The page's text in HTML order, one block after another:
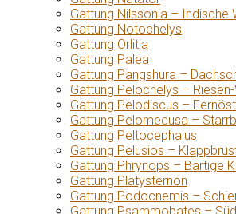
Gattung Nilssonia – Indische
Gattung Notochelys
Gattung Orlitia
Gattung Palea
Gattung Pangshura –
Gattung Pelochelys –
Gattung Pelodiscus –
Gattung Pelomedusa –
Gattung Peltocephalus
Gattung Pelusios –
Gattung Phrynops – Bärtige
Gattung Platysternon
Gattung Podocnemis –